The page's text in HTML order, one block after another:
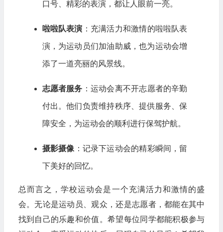
口号、精彩的表演，都让人眼前一亮。
啦啦队表演 ：充满活力和激情的啦啦队表
演，为运动员们加油助威，也为运动会增
添了一道亮丽的风景线。
志愿者服务 ：运动会离不开志愿者的辛勤
付出。他们负责维持秩序、提供服务、保
障安全，为运动会的顺利进行保驾护航。
摄影摄像 ：记录下运动会的精彩瞬间，留
下美好的回忆。
总而言之，学校运动会是一个充满活力和激情的盛
会。无论是运动员、观众，还是志愿者，都能在其中
找到自己的乐趣和价值。希望每位同学都能积极参与